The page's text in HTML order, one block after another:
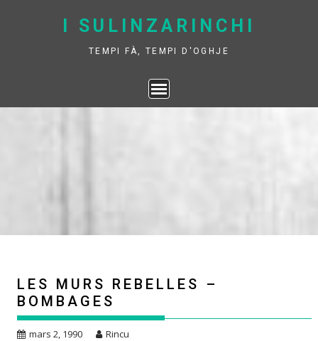
to
I SULINZARINCHI
TEMPI FÀ, TEMPI D'OGHJE
LES MURS REBELLES –
BOMBAGES
mars 2, 1990 Rincu